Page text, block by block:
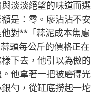
淡淡絕望的味道而選
是：零。廖沾沾不安
對**「蒜泥成本焦慮
頭每公斤的價格正在
下去，他引以為傲的
。他拿著一把被磨得光
勺，從缸底撈起一坨